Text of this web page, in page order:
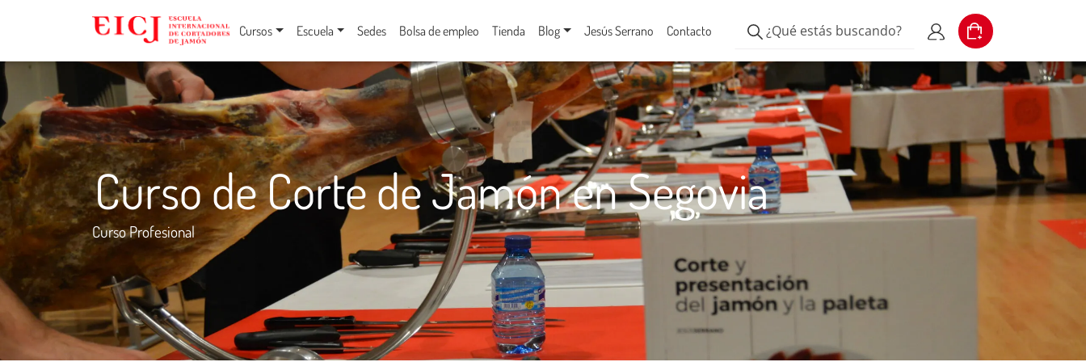
Cursos Escuela Sedes Bolsa de empleo Tienda Blog Jesús Serrano Contacto
¿Qué estás buscando?
Mi cuenta
Cart
Curso de Corte de Jamón en Segovia
Curso Profesional